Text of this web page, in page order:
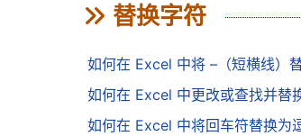
替换字符
如何在 Excel 中将 –（短横线）
如何在 Excel 中更改或查找并替
如何在 Excel 中将回车符替换为